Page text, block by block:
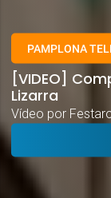
PAMPLONA
[VIDEO]
Lizarra
Vídeo por